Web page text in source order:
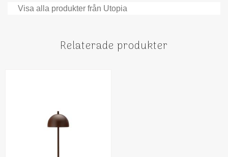
Visa alla produkter från Utopia
Relaterade produkter